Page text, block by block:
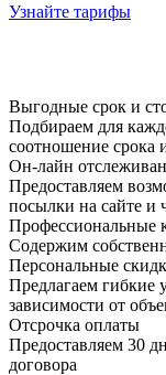
Узнайте тарифы
Выгодные срок и
Подбираем для
соотношение срока
Он-лайн
Предоставляем
посылки на сайте и
Профессиональные
Содержим
Персональные
Предлагаем гибкие
зависимости от
Отсрочка оплаты
Предоставляем 30
договора